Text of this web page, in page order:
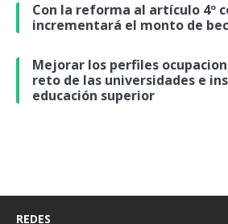
Con la reforma al artículo 4º
incrementará el monto de
Mejorar los perfiles
reto de las universidades e
educación superior
REDES